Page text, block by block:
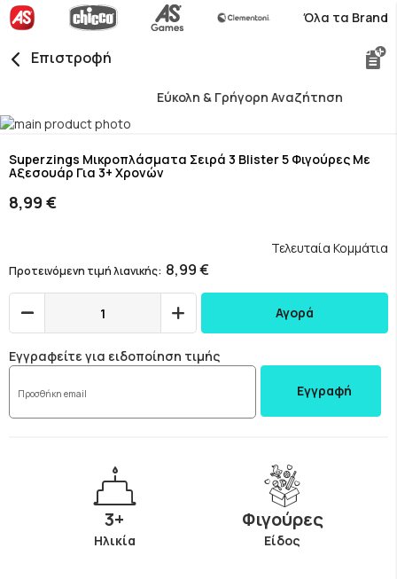
Όλα τα Brand
Επιστροφή
Εύκολη & Γρήγορη Αναζήτηση
Skip
the
end
of
the
to
the
beginning
of
gallery
Superzings Μικροπλάσματα Σειρά 3 Blister 5 Φιγούρες Με
Αξεσουάρ Για 3+ Χρονών
8,99 €
Προτεινόμενη τιμή λιανικής 8,99 €
Τελευταία Κομμάτια
Αγορά
Εγγραφείτε για ειδοποίηση τιμής
Εγγραφή
3+
Ηλικία
Φιγούρες
Είδος